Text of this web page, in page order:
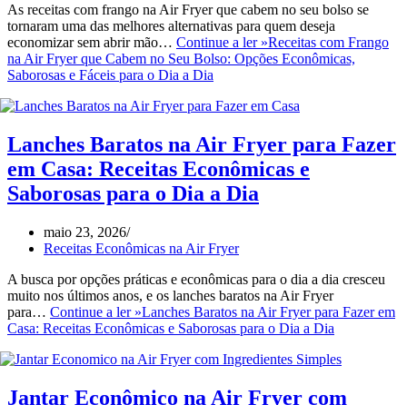
As receitas com frango na Air Fryer que cabem no seu bolso se
tornaram uma das melhores alternativas para quem deseja
economizar sem abrir mão… Continue a ler »Receitas com Frango
na Air Fryer que Cabem no Seu Bolso: Opções Econômicas,
Saborosas e Fáceis para o Dia a Dia
Lanches Baratos na Air Fryer para Fazer
em Casa: Receitas Econômicas e
Saborosas para o Dia a Dia
maio 23, 2026
Receitas Econômicas na Air Fryer
A busca por opções práticas e econômicas para o dia a dia cresceu
muito nos últimos anos, e os lanches baratos na Air Fryer
para… Continue a ler »Lanches Baratos na Air Fryer para Fazer em
Casa: Receitas Econômicas e Saborosas para o Dia a Dia
Jantar Econômico na Air Fryer com